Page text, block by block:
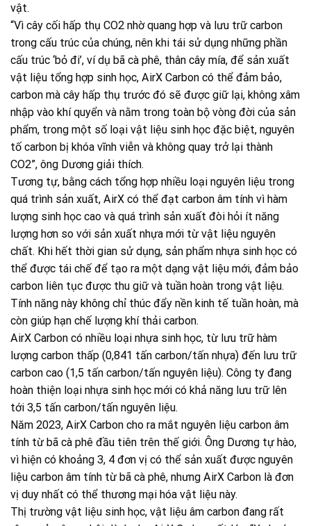
vật.
“Vì cây cối hấp thụ CO2 nhờ quang hợp và lưu trữ carbon
trong cấu trúc của chúng, nên khi tái sử dụng những phần
cấu trúc ‘bỏ đi’, ví dụ bã cà phê, thân cây mía, để sản xuất
vật liệu tổng hợp sinh học, AirX Carbon có thể đảm bảo,
carbon mà cây hấp thụ trước đó sẽ được giữ lại, không xâm
nhập vào khí quyển và nằm trong toàn bộ vòng đời của sản
phẩm, trong một số loại vật liệu sinh học đặc biệt, nguyên
tố carbon bị khóa vĩnh viễn và không quay trở lại thành
CO2”, ông Dương giải thích.
Tương tự, bằng cách tổng hợp nhiều loại nguyên liệu trong
quá trình sản xuất, AirX có thể đạt carbon âm tính vì hàm
lượng sinh học cao và quá trình sản xuất đòi hỏi ít năng
lượng hơn so với sản xuất nhựa mới từ vật liệu nguyên
chất. Khi hết thời gian sử dụng, sản phẩm nhựa sinh học có
thể được tái chế để tạo ra một dạng vật liệu mới, đảm bảo
carbon liên tục được thu giữ và tuần hoàn trong vật liệu.
Tính năng này không chỉ thúc đẩy nền kinh tế tuần hoàn, mà
còn giúp hạn chế lượng khí thải carbon.
AirX Carbon có nhiều loại nhựa sinh học, từ lưu trữ hàm
lượng carbon thấp (0,841 tấn carbon/tấn nhựa) đến lưu trữ
carbon cao (1,5 tấn carbon/tấn nguyên liệu). Công ty đang
hoàn thiện loại nhựa sinh học mới có khả năng lưu trữ lên
tới 3,5 tấn carbon/tấn nguyên liệu.
Năm 2023, AirX Carbon cho ra mắt nguyên liệu carbon âm
tính từ bã cà phê đầu tiên trên thế giới. Ông Dương tự hào,
vì hiện có khoảng 3, 4 đơn vị có thể sản xuất được nguyên
liệu carbon âm tính từ bã cà phê, nhưng AirX Carbon là đơn
vị duy nhất có thể thương mại hóa vật liệu này.
Thị trường vật liệu sinh học, vật liệu âm carbon đang rất